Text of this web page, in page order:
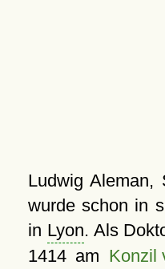
Ludwig Aleman,
wurde schon in
in Lyon. Als
1414 am Konzil